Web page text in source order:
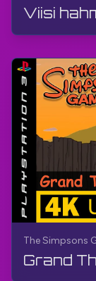
The Simpsons